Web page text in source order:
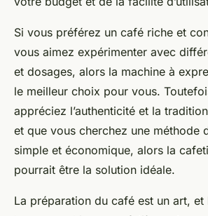
Si vous préférez un café riche et
vous aimez expérimenter avec
et dosages, alors la machine à
le meilleur choix pour vous.
appréciez l’authenticité et la
et que vous cherchez une méthode
simple et économique, alors la
pourrait être la solution idéale.
La préparation du café est un art,